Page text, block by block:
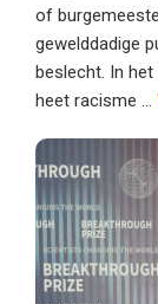
of
gewelddadige
beslecht. In
heet racisme ...